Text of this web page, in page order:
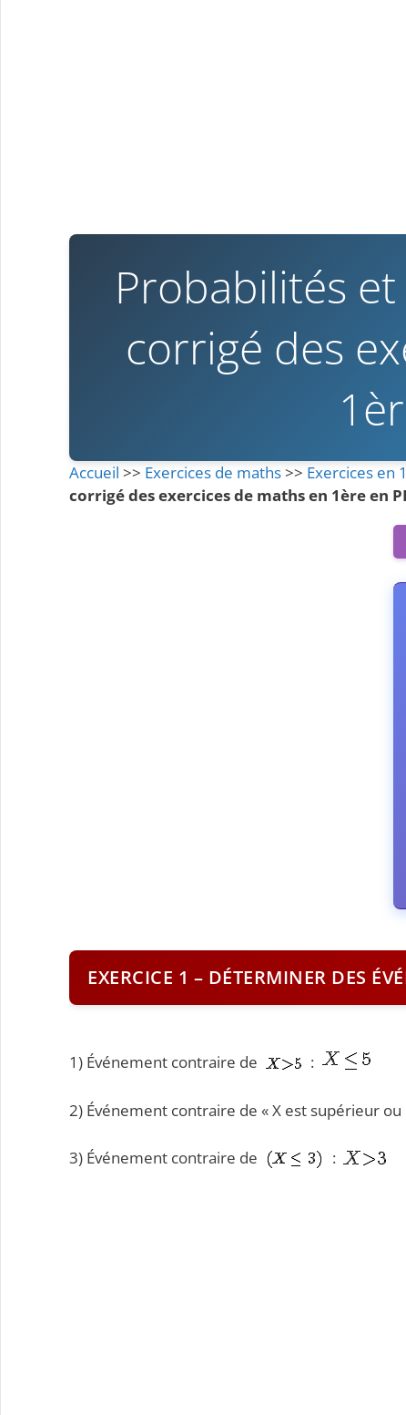
Probabilités
corrigé des
Accueil >> Exercices de maths>> Exercices en
corrigé des exercices de maths en 1ère en
EXERCICE 1 – DÉTERMINER DES
1) Événement contraire de :
2) Événement contraire de « X est supérieur ou
3) Événement contraire de :